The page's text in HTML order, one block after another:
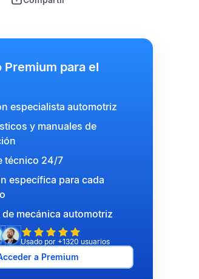
Premium para el
especialista automotriz
y manuales de
técnico 24/7
específica para cada
mecánica automotriz
Usado por +1320 usuarios
a Premium